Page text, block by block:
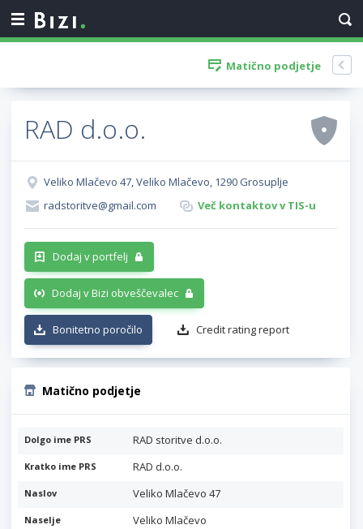
Matično podjetje
RAD d.o.o.
Veliko Mlačevo 47, Veliko Mlačevo, 1290 Grosuplje
radstoritve@gmail.com
Več kontaktov v TIS-u
Dodaj v portfelj
Dodaj v Bizi obveščevalec
Bonitetno poročilo Credit rating report
Matično podjetje
Dolgo ime PRS RAD storitve d.o.o.
Kratko ime PRS RAD d.o.o.
Naslov Veliko Mlačevo 47
Naselje Veliko Mlačevo